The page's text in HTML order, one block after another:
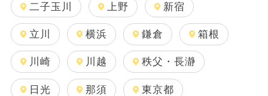
二子玉川 上野 新宿
立川 横浜 鎌倉 箱根
川崎 川越 秩父・長瀞
日光 那須 東京都